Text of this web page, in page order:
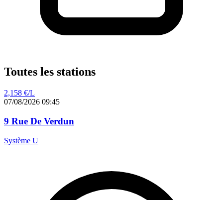
Toutes les stations
2,158 €/L
07/08/2026 09:45
9 Rue De Verdun
Système U